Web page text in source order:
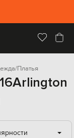
Платья